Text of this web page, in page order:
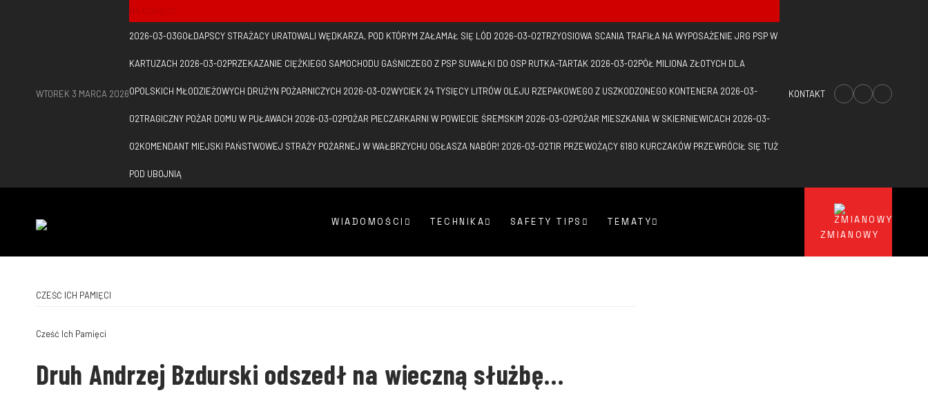
WTOREK 3 MARCA 2026
NA GORĄCO
2026-03-03GOŁDAPSCY STRAŻACY URATOWALI WĘDKARZA, POD KTÓRYM ZAŁAMAŁ SIĘ LÓD 2026-03-02TRZYOSIOWA SCANIA TRAFIŁA NA WYPOSAŻENIE JRG PSP W
KARTUZACH 2026-03-02PRZEKAZANIE CIĘŻKIEGO SAMOCHODU GAŚNICZEGO Z PSP SUWAŁKI DO OSP RUTKA-TARTAK 2026-03-02PÓŁ MILIONA ZŁOTYCH DLA
OPOLSKICH MŁODZIEŻOWYCH DRUŻYN POŻARNICZYCH 2026-03-02WYCIEK 24 TYSIĘCY LITRÓW OLEJU RZEPAKOWEGO Z USZKODZONEGO KONTENERA 2026-03-
02TRAGICZNY POŻAR DOMU W PUŁAWACH 2026-03-02POŻAR PIECZARKARNI W POWIECIE ŚREMSKIM 2026-03-02POŻAR MIESZKANIA W SKIERNIEWICACH 2026-03-
02KOMENDANT MIEJSKI PAŃSTWOWEJ STRAŻY POŻARNEJ W WAŁBRZYCHU OGŁASZA NABÓR! 2026-03-02TIR PRZEWOŻĄCY 6180 KURCZAKÓW PRZEWRÓCIŁ SIĘ TUŻ
POD UBOJNIĄ
KONTAKT
WIADOMOŚCI TECHNIKA SAFETY TIPS
TEMATY
ZMIANOWY
CZEŚĆ ICH PAMIĘCI
Cześć Ich Pamięci
Druh Andrzej Bzdurski odszedł na wieczną służbę…